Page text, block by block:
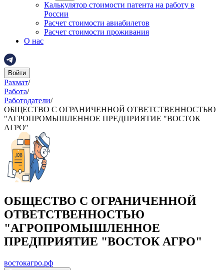
Калькулятор стоимости патента на работу в
России
Расчет стоимости авиабилетов
Расчет стоимости проживания
О нас
Войти
Рахмат/
Работа/
Работодатели/
ОБЩЕСТВО С ОГРАНИЧЕННОЙ ОТВЕТСТВЕННОСТЬЮ
"АГРОПРОМЫШЛЕННОЕ ПРЕДПРИЯТИЕ "ВОСТОК
АГРО"
ОБЩЕСТВО С ОГРАНИЧЕННОЙ
ОТВЕТСТВЕННОСТЬЮ
"АГРОПРОМЫШЛЕННОЕ
ПРЕДПРИЯТИЕ "ВОСТОК АГРО"
востокагро.рф